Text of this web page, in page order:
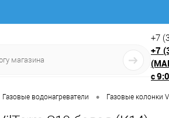
+7
+7
с
Газовые водонагреватели • Газовые колонки